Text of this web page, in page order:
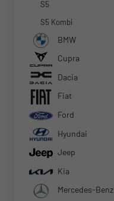
S5
S5 Kombi
BMW
Cupra
Dacia
Fiat
Ford
Hyundai
Jeep
Kia
Mercedes-Benz